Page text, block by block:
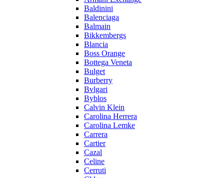
Baldinini
Balenciaga
Balmain
Bikkembergs
Blancia
Boss Orange
Bottega Veneta
Bulget
Burberry
Bvlgari
Byblos
Calvin Klein
Carolina Herrera
Carolina Lemke
Carrera
Cartier
Cazal
Celine
Cerruti